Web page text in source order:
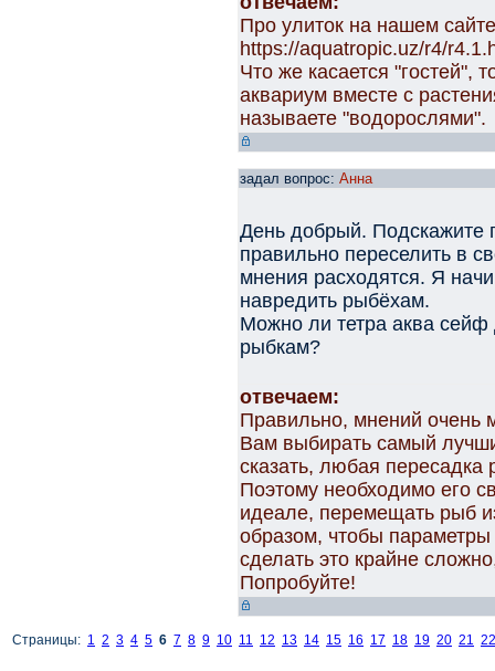
Про улиток на нашем
https://aquatropic.uz/r4/
Что же касается "гостей",
аквариум вместе с
называете "водорослями".
задал вопрос: Анна
День добрый. Подскажите
правильно переселить в
мнения расходятся. Я
навредить рыбёхам.
Можно ли тетра аква сейф
рыбкам?
отвечаем:
Правильно, мнений очень
Вам выбирать самый
сказать, любая
Поэтому необходимо его
идеале, перемещать рыб
образом, чтобы
сделать это крайне
Попробуйте!
Страницы: 1 2 3 4 5 6 7 8 9 10 11 12 13 14 15 16 17 18 19 20 21 22